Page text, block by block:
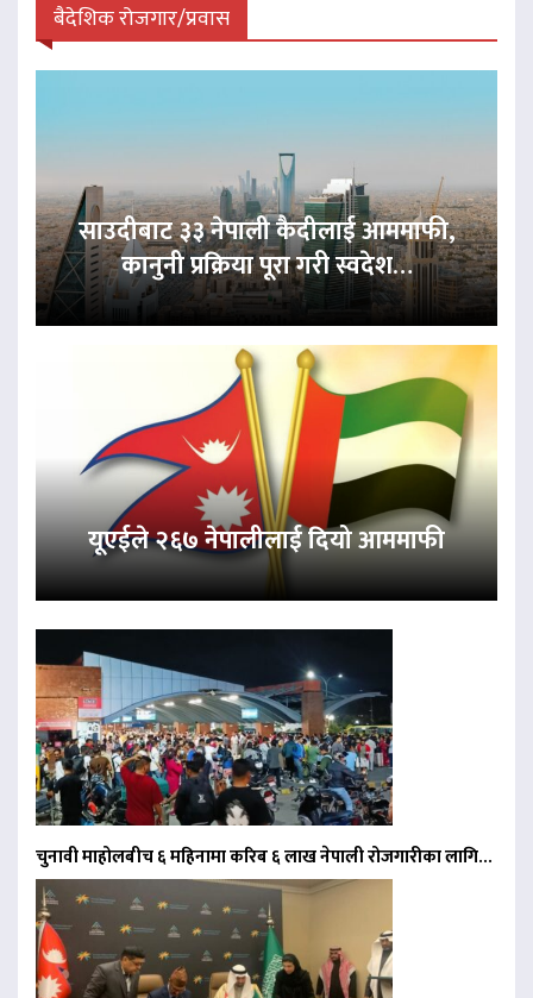
बैदेशिक रोजगार/प्रवास
साउदीबाट ३३ नेपाली कैदीलाई आममाफी,
कानुनी प्रक्रिया पूरा गरी स्वदेश…
यूएईले २६७ नेपालीलाई दियो आममाफी
चुनावी माहोलबीच ६ महिनामा करिब ६ लाख नेपाली रोजगारीका लागि…